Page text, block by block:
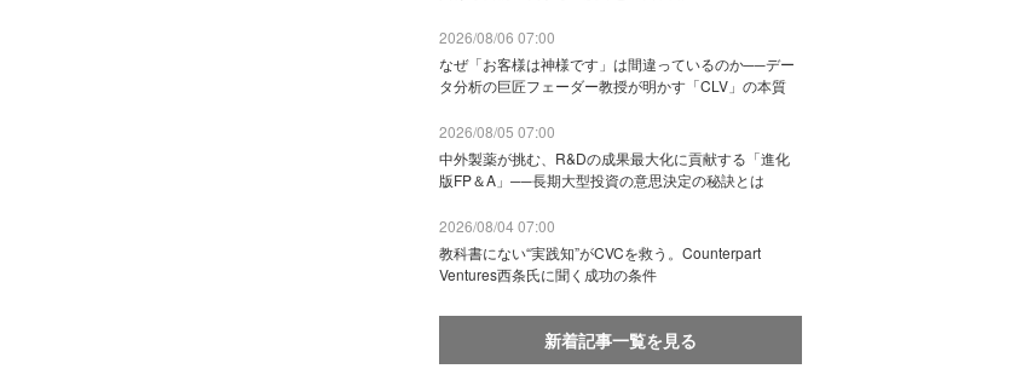
2026/08/06 07:00
なぜ「お客様は神様です」は間違っているのか──デー
タ分析の巨匠フェーダー教授が明かす「CLV」の本質
2026/08/05 07:00
中外製薬が挑む、R&Dの成果最大化に貢献する「進化
版FP＆A」──長期大型投資の意思決定の秘訣とは
2026/08/04 07:00
教科書にない“実践知”がCVCを救う。Counterpart
Ventures西条氏に聞く成功の条件
新着記事一覧を見る